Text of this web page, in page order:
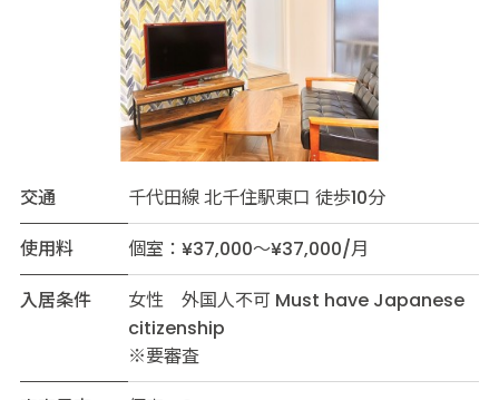
交通
千代田線 北千住駅東口 徒歩10分
使用料
個室：¥37,000～¥37,000/月
入居条件
女性 外国人不可 Must have Japanese
citizenship
※要審査